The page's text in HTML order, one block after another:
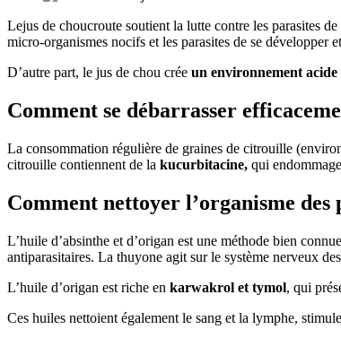
Lejus de choucroute soutient la lutte contre les parasites
micro-organismes nocifs et les parasites de se développer
D’autre part, le jus de chou crée un environnement acide
Comment se débarrasser
La consommation régulière de graines de citrouille
citrouille contiennent de la kucurbitacine, qui
Comment nettoyer l’organisme
L’huile d’absinthe et d’origan est une méthode bien
antiparasitaires. La thuyone agit sur le système nerveux
L’huile d’origan est riche en karwakrol et tymol, qui
Ces huiles nettoient également le sang et la lymphe,